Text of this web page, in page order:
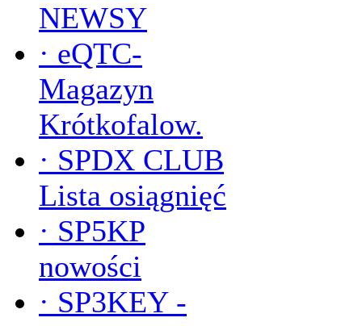
NEWSY
· eQTC-
Magazyn
Krótkofalow.
· SPDX CLUB
Lista osiągnięć
· SP5KP
nowości
· SP3KEY -